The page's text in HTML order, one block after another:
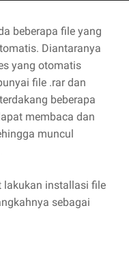
beberapa file yang
Diantaranya
yang otomatis
file .rar dan
beberapa
membaca dan
muncul
lakukan installasi file
sebagai